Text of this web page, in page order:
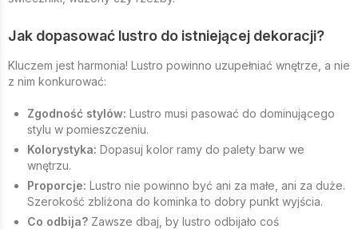
Jak dopasować lustro do istniejącej dekoracji?
Kluczem jest harmonia! Lustro powinno uzupełniać wnętrze, a nie
z nim konkurować:
Zgodność stylów: Lustro musi pasować do dominującego
stylu w pomieszczeniu.
Kolorystyka: Dopasuj kolor ramy do palety barw we
wnętrzu.
Proporcje: Lustro nie powinno być ani za małe, ani za duże.
Szerokość zbliżona do kominka to dobry punkt wyjścia.
Co odbija? Zawsze dbaj, by lustro odbijało coś